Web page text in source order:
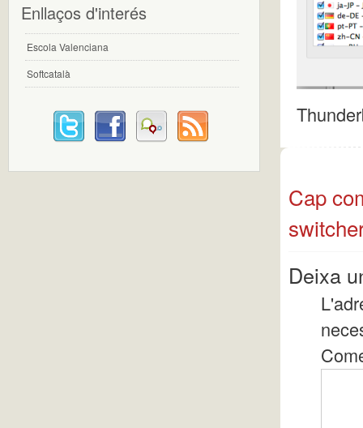
Cap
Deixa
Enllaços d'interés
Escola Valenciana
Softcatalà